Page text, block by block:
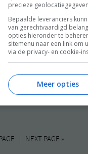
of bontjas, dat
Maar hoe zit
nagedacht over waar
| NEXT PAGE »
precieze
Bepaalde leveranciers
van gerechtvaardigd
opties hieronder te
sitemenu naar een link om
via de privacy- en cookie-
Meer opties